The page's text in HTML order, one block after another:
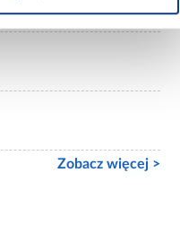
Zobacz więcej >